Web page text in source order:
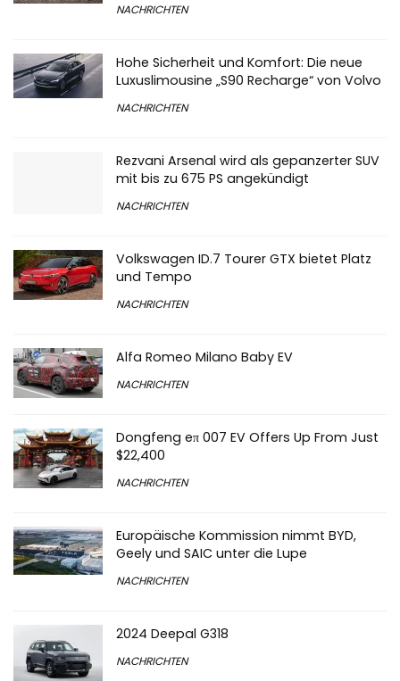
NACHRICHTEN
Hohe Sicherheit und Komfort: Die neue
Luxuslimousine „S90 Recharge“ von Volvo
NACHRICHTEN
Rezvani Arsenal wird als gepanzerter SUV
mit bis zu 675 PS angekündigt
NACHRICHTEN
Volkswagen ID.7 Tourer GTX bietet Platz
und Tempo
NACHRICHTEN
Alfa Romeo Milano Baby EV
NACHRICHTEN
Dongfeng eπ 007 EV Offers Up From Just
$22,400
NACHRICHTEN
Europäische Kommission nimmt BYD,
Geely und SAIC unter die Lupe
NACHRICHTEN
2024 Deepal G318
NACHRICHTEN